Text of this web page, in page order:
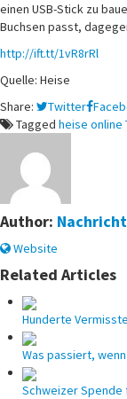
einen USB-Stick zu
Buchsen passt,
http://ift.tt/1vR8rRl
Quelle: Heise
Share:
Twitter
Tagged heise online
Author:
Website
Related Articles
Hunderte
Was passiert,
Schweizer Spende